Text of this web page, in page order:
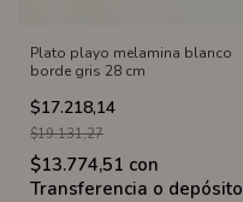
Plato playo melamina blanco
borde gris 28 cm
$17.218,14
$19.131,27
$13.774,51 con
Transferencia o depósito